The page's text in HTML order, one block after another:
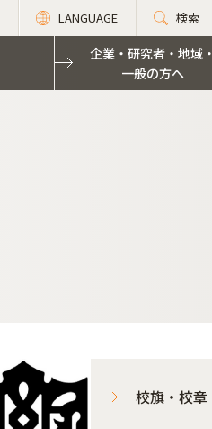
LANGUAGE 検索
企業・研究者・地域・
一般の方へ
校旗・校